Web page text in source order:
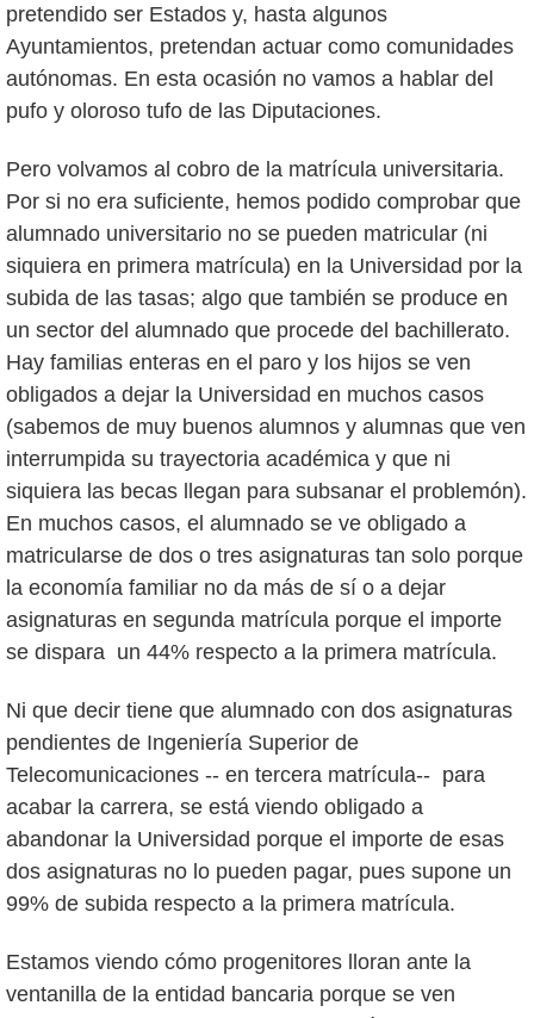
pretendido ser Estados y, hasta algunos
Ayuntamientos, pretendan actuar como comunidades
autónomas. En esta ocasión no vamos a hablar del
pufo y oloroso tufo de las Diputaciones.
Pero volvamos al cobro de la matrícula universitaria.
Por si no era suficiente, hemos podido comprobar que
alumnado universitario no se pueden matricular (ni
siquiera en primera matrícula) en la Universidad por la
subida de las tasas; algo que también se produce en
un sector del alumnado que procede del bachillerato.
Hay familias enteras en el paro y los hijos se ven
obligados a dejar la Universidad en muchos casos
(sabemos de muy buenos alumnos y alumnas que ven
interrumpida su trayectoria académica y que ni
siquiera las becas llegan para subsanar el problemón).
En muchos casos, el alumnado se ve obligado a
matricularse de dos o tres asignaturas tan solo porque
la economía familiar no da más de sí o a dejar
asignaturas en segunda matrícula porque el importe
se dispara un 44% respecto a la primera matrícula.
Ni que decir tiene que alumnado con dos asignaturas
pendientes de Ingeniería Superior de
Telecomunicaciones -- en tercera matrícula-- para
acabar la carrera, se está viendo obligado a
abandonar la Universidad porque el importe de esas
dos asignaturas no lo pueden pagar, pues supone un
99% de subida respecto a la primera matrícula.
Estamos viendo cómo progenitores lloran ante la
ventanilla de la entidad bancaria porque se ven